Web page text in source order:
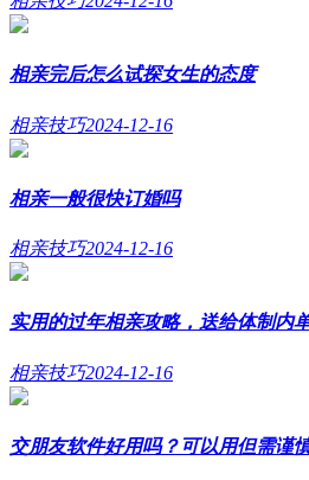
相亲完后怎么试探女生的态度
相亲技巧2024-12-16
相亲一般很快订婚吗
相亲技巧2024-12-16
实用的过年相亲攻略，送给体制内
相亲技巧2024-12-16
交朋友软件好用吗？可以用但需谨